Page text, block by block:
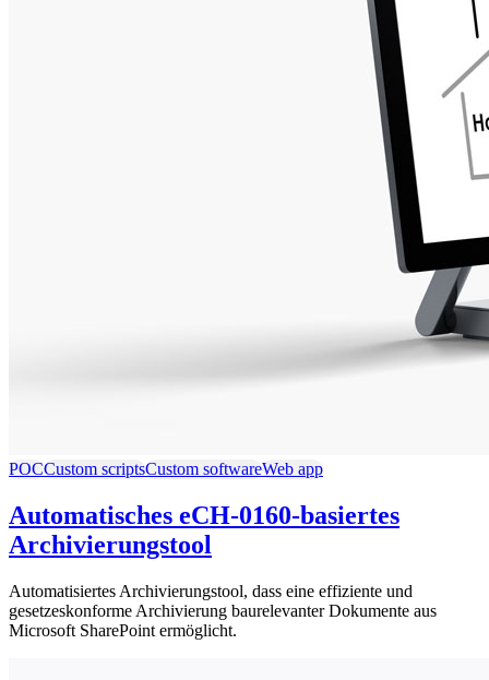
POCCustom scriptsCustom softwareWeb app
Automatisches eCH-0160-basiertes
Archivierungstool
Automatisiertes Archivierungstool, dass eine effiziente und
gesetzeskonforme Archivierung baurelevanter Dokumente aus
Microsoft SharePoint ermöglicht.